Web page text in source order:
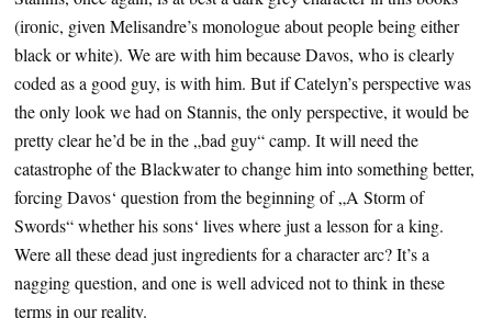
(ironic, given Melisandre’s monologue about people being either
black or white). We are with him because Davos, who is clearly
coded as a good guy, is with him. But if Catelyn’s perspective was
the only look we had on Stannis, the only perspective, it would be
pretty clear he’d be in the „bad guy“ camp. It will need the
catastrophe of the Blackwater to change him into something better,
forcing Davos‘ question from the beginning of „A Storm of
Swords“ whether his sons‘ lives where just a lesson for a king.
Were all these dead just ingredients for a character arc? It’s a
nagging question, and one is well adviced not to think in these
terms in our reality.